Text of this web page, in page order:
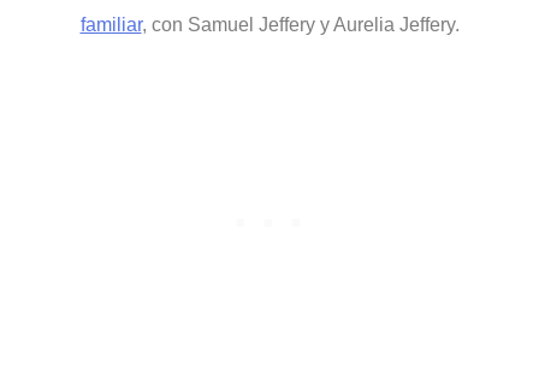
familiar, con Samuel Jeffery y Aurelia Jeffery.